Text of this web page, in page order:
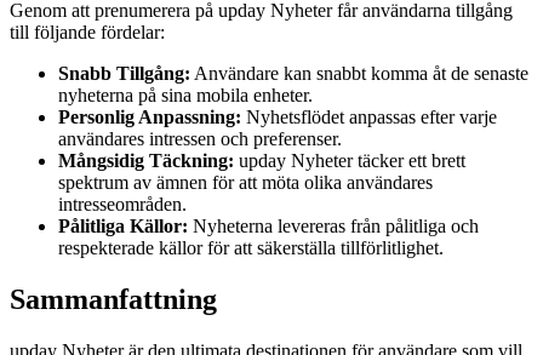
Genom att prenumerera på upday Nyheter får användarna tillgång
till följande fördelar:
Snabb Tillgång: Användare kan snabbt komma åt de senaste
nyheterna på sina mobila enheter.
Personlig Anpassning: Nyhetsflödet anpassas efter varje
användares intressen och preferenser.
Mångsidig Täckning: upday Nyheter täcker ett brett
spektrum av ämnen för att möta olika användares
intresseområden.
Pålitliga Källor: Nyheterna levereras från pålitliga och
respekterade källor för att säkerställa tillförlitlighet.
Sammanfattning